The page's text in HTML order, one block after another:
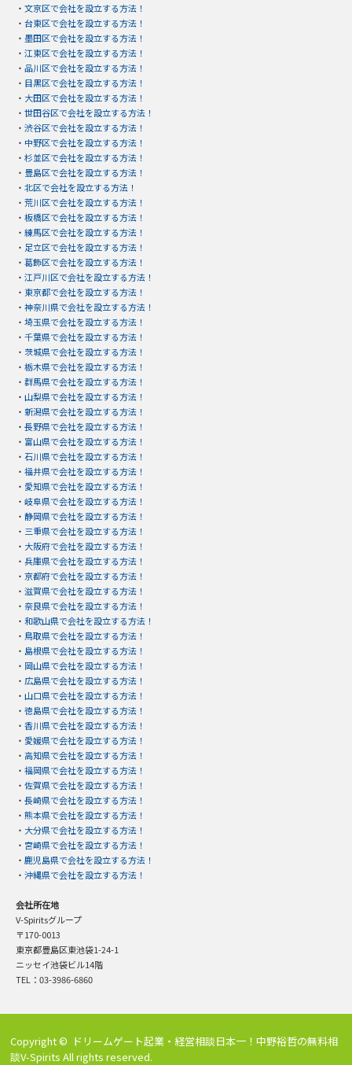
・ 文京区で会社を設立する方法！
・ 台東区で会社を設立する方法！
・ 墨田区で会社を設立する方法！
・ 江東区で会社を設立する方法！
・ 品川区で会社を設立する方法！
・ 目黒区で会社を設立する方法！
・ 大田区で会社を設立する方法！
・ 世田谷区で会社を設立する方法！
・ 渋谷区で会社を設立する方法！
・ 中野区で会社を設立する方法！
・ 杉並区で会社を設立する方法！
・ 豊島区で会社を設立する方法！
・ 北区で会社を設立する方法！
・ 荒川区で会社を設立する方法！
・ 板橋区で会社を設立する方法！
・ 練馬区で会社を設立する方法！
・ 足立区で会社を設立する方法！
・ 葛飾区で会社を設立する方法！
・ 江戸川区で会社を設立する方法！
・ 東京都で会社を設立する方法！
・ 神奈川県で会社を設立する方法！
・ 埼玉県で会社を設立する方法！
・ 千葉県で会社を設立する方法！
・ 茨城県で会社を設立する方法！
・ 栃木県で会社を設立する方法！
・ 群馬県で会社を設立する方法！
・ 山梨県で会社を設立する方法！
・ 新潟県で会社を設立する方法！
・ 長野県で会社を設立する方法！
・ 富山県で会社を設立する方法！
・ 石川県で会社を設立する方法！
・ 福井県で会社を設立する方法！
・ 愛知県で会社を設立する方法！
・ 岐阜県で会社を設立する方法！
・ 静岡県で会社を設立する方法！
・ 三重県で会社を設立する方法！
・ 大阪府で会社を設立する方法！
・ 兵庫県で会社を設立する方法！
・ 京都府で会社を設立する方法！
・ 滋賀県で会社を設立する方法！
・ 奈良県で会社を設立する方法！
・ 和歌山県で会社を設立する方法！
・ 鳥取県で会社を設立する方法！
・ 島根県で会社を設立する方法！
・ 岡山県で会社を設立する方法！
・ 広島県で会社を設立する方法！
・ 山口県で会社を設立する方法！
・ 徳島県で会社を設立する方法！
・ 香川県で会社を設立する方法！
・ 愛媛県で会社を設立する方法！
・ 高知県で会社を設立する方法！
・ 福岡県で会社を設立する方法！
・ 佐賀県で会社を設立する方法！
・ 長崎県で会社を設立する方法！
・ 熊本県で会社を設立する方法！
・ 大分県で会社を設立する方法！
・ 宮崎県で会社を設立する方法！
・ 鹿児島県で会社を設立する方法！
・ 沖縄県で会社を設立する方法！
会社所在地
V-Spiritsグループ
〒170-0013
東京都豊島区東池袋1-24-1
ニッセイ池袋ビル14階
TEL：03-3986-6860
Copyright © ドリームゲート起業・経営相談日本一！中野裕哲の無料相
談V-Spirits All rights reserved.